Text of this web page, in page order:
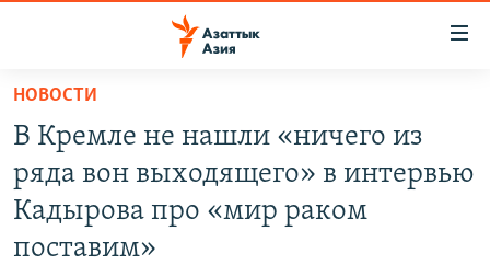
Вернуться
основному
содержанию
Вернутся
главной
КАЗАХСТАН
НОВОСТИ
ВОЙНА В УКРАИНЕ
НОВОСТИ
В Кремле не нашли «ничего из
ряда вон выходящего» в интервью
Кадырова про «мир раком
поставим»